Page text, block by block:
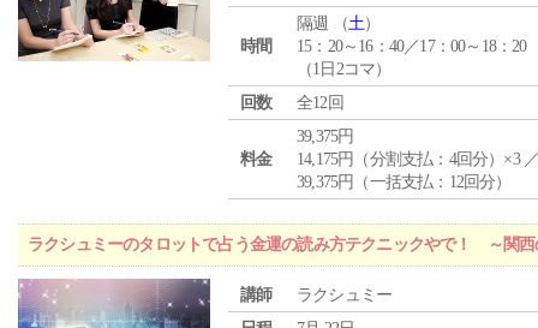
時間
隔週 （土）
15：20～16：40／17：00～18：20
（1日2コマ）
回数
全12回
料金
39,375円
14,175円（分割支払：4回分）×3
39,375円（一括支払：12回分）
ラクシュミーのタロットで占う金運の読み方テクニックやで！ ～関
講師
ラクシュミー